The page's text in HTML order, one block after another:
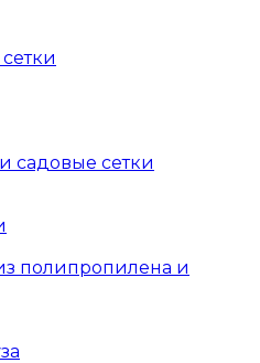
садовые сетки
полипропилена и